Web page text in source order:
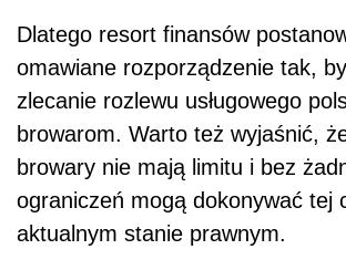
Dlatego resort finansów
omawiane rozporządzenie tak, by
zlecanie rozlewu usługowego
browarom. Warto też wyjaśnić,
browary nie mają limitu i bez
ograniczeń mogą dokonywać tej
aktualnym stanie prawnym.